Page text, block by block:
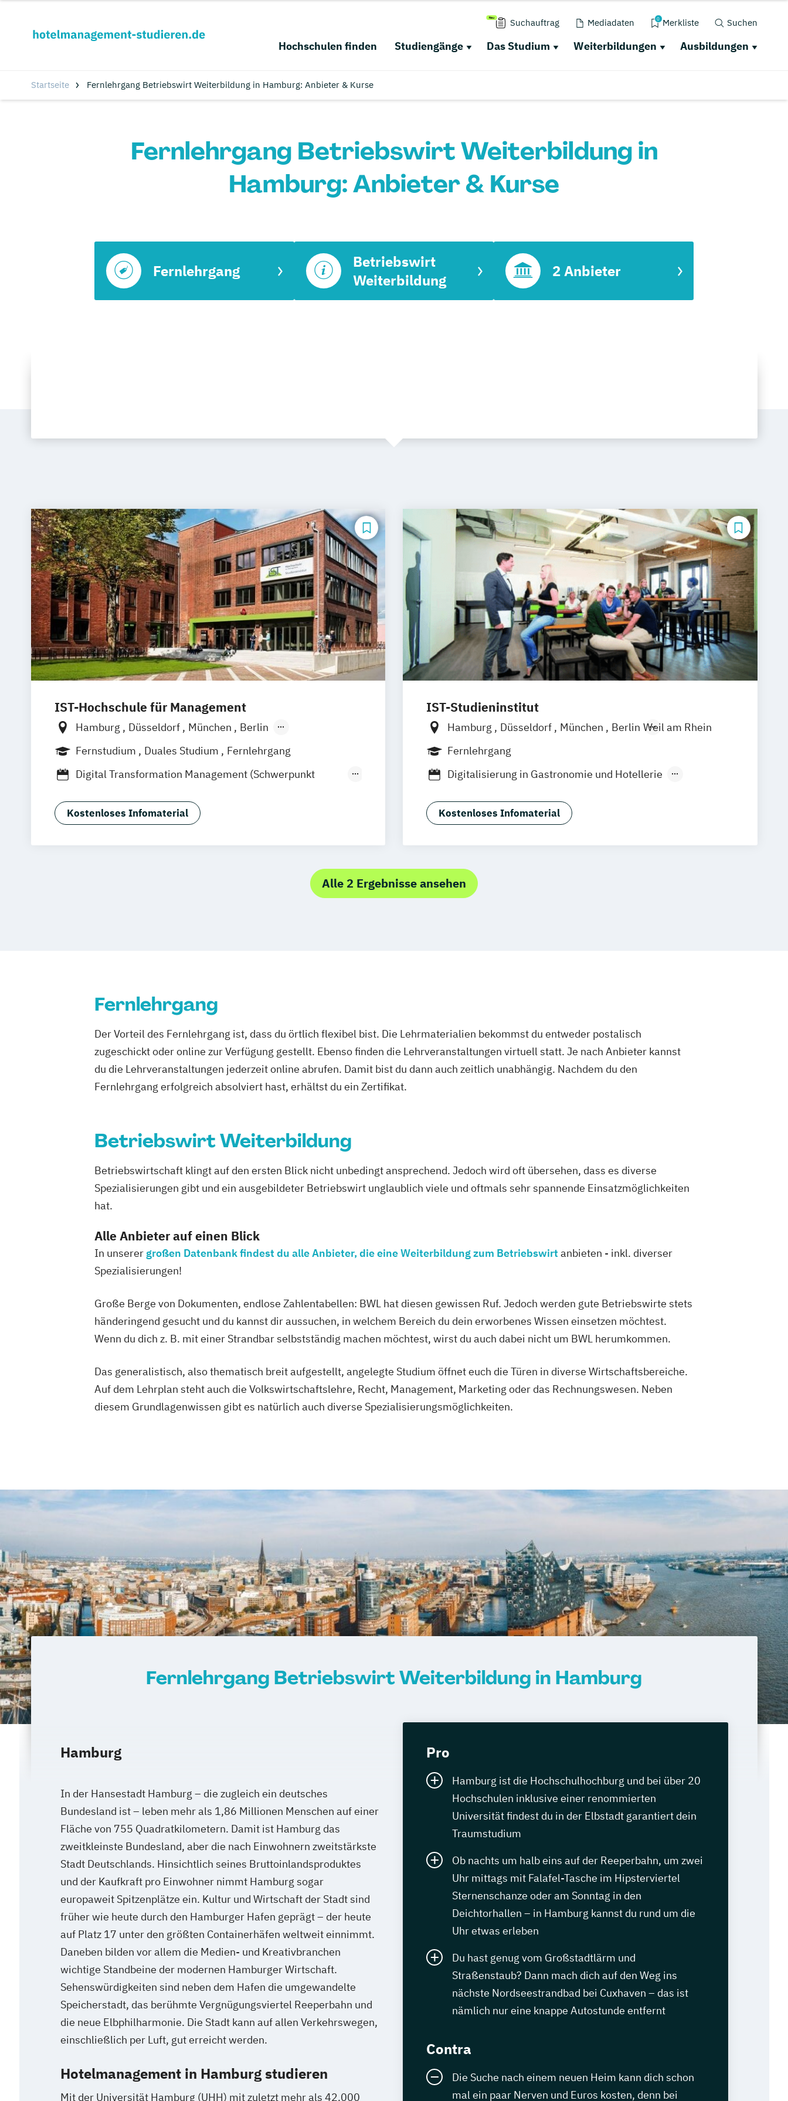
Suchauftrag Mediadaten 0 Merkliste Suchen
Hochschulen finden Studiengänge Das Studium Weiterbildungen Ausbildungen
Startseite Fernlehrgang Betriebswirt Weiterbildung in Hamburg: Anbieter & Kurse
Fernlehrgang Betriebswirt Weiterbildung in
Hamburg: Anbieter & Kurse
Fernlehrgang
Betriebswirt
Weiterbildung
2 Anbieter
IST-Hochschule für Management
Hamburg Düsseldorf München
Berlin
Weil am Rhein
Frankfurt am Main
Fernstudium Duales Studium
Fernlehrgang
Digital Transformation Management (Schwerpunkt
Hospitality Controlling & Hotel Asset Management
Hotel Management Hotel Management (dual)
Revenue Management - Schwerpunkt Hotel Consulting
Kostenloses Infomaterial
IST-Studieninstitut
Hamburg Düsseldorf München Berlin Weil am Rhein
Fernlehrgang
Digitalisierung in Gastronomie und Hotellerie
Front Office Management
Geprüfte:r Küchenmeister:in (IHK)
Human Ressources in der Hotellerie
Nachhaltigkeit in der Hotellerie
Kostenloses Infomaterial
Alle 2 Ergebnisse ansehen
Fernlehrgang
Der Vorteil des Fernlehrgang ist, dass du örtlich flexibel bist. Die Lehrmaterialien bekommst du entweder postalisch
zugeschickt oder online zur Verfügung gestellt. Ebenso finden die Lehrveranstaltungen virtuell statt. Je nach Anbieter kannst
du die Lehrveranstaltungen jederzeit online abrufen. Damit bist du dann auch zeitlich unabhängig. Nachdem du den
Fernlehrgang erfolgreich absolviert hast, erhältst du ein Zertifikat.
Betriebswirt Weiterbildung
Betriebswirtschaft klingt auf den ersten Blick nicht unbedingt ansprechend. Jedoch wird oft übersehen, dass es diverse
Spezialisierungen gibt und ein ausgebildeter Betriebswirt unglaublich viele und oftmals sehr spannende Einsatzmöglichkeiten
hat.
Alle Anbieter auf einen Blick
In unserer großen Datenbank findest du alle Anbieter, die eine Weiterbildung zum Betriebswirt anbieten - inkl. diverser
Spezialisierungen!
Große Berge von Dokumenten, endlose Zahlentabellen: BWL hat diesen gewissen Ruf. Jedoch werden gute Betriebswirte stets
händeringend gesucht und du kannst dir aussuchen, in welchem Bereich du dein erworbenes Wissen einsetzen möchtest.
Wenn du dich z. B. mit einer Strandbar selbstständig machen möchtest, wirst du auch dabei nicht um BWL herumkommen.
Das generalistisch, also thematisch breit aufgestellt, angelegte Studium öffnet euch die Türen in diverse Wirtschaftsbereiche.
Auf dem Lehrplan steht auch die Volkswirtschaftslehre, Recht, Management, Marketing oder das Rechnungswesen. Neben
diesem Grundlagenwissen gibt es natürlich auch diverse Spezialisierungsmöglichkeiten.
Fernlehrgang Betriebswirt Weiterbildung in Hamburg
Hamburg
In der Hansestadt Hamburg – die zugleich ein deutsches
Bundesland ist – leben mehr als 1,86 Millionen Menschen auf einer
Fläche von 755 Quadratkilometern. Damit ist Hamburg das
zweitkleinste Bundesland, aber die nach Einwohnern zweitstärkste
Stadt Deutschlands. Hinsichtlich seines Bruttoinlandsproduktes
und der Kaufkraft pro Einwohner nimmt Hamburg sogar
europaweit Spitzenplätze ein. Kultur und Wirtschaft der Stadt sind
früher wie heute durch den Hamburger Hafen geprägt – der heute
auf Platz 17 unter den größten Containerhäfen weltweit einnimmt.
Daneben bilden vor allem die Medien- und Kreativbranchen
wichtige Standbeine der modernen Hamburger Wirtschaft.
Sehenswürdigkeiten sind neben dem Hafen die umgewandelte
Speicherstadt, das berühmte Vergnügungsviertel Reeperbahn und
die neue Elbphilharmonie. Die Stadt kann auf allen Verkehrswegen,
einschließlich per Luft, gut erreicht werden.
Hotelmanagement in Hamburg studieren
Mit der Universität Hamburg (UHH) mit zuletzt mehr als 42.000
Pro
Hamburg ist die Hochschulhochburg und bei über 20
Hochschulen inklusive einer renommierten
Universität findest du in der Elbstadt garantiert dein
Traumstudium
Ob nachts um halb eins auf der Reeperbahn, um zwei
Uhr mittags mit Falafel-Tasche im Hipsterviertel
Sternenschanze oder am Sonntag in den
Deichtorhallen – in Hamburg kannst du rund um die
Uhr etwas erleben
Du hast genug vom Großstadtlärm und
Straßenstaub? Dann mach dich auf den Weg ins
nächste Nordseestrandbad bei Cuxhaven – das ist
nämlich nur eine knappe Autostunde entfernt
Contra
Die Suche nach einem neuen Heim kann dich schon
mal ein paar Nerven und Euros kosten, denn bei